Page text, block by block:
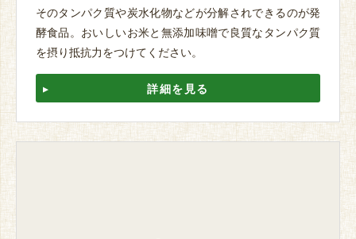
そのタンパク質や炭水化物などが分解されできるのが発
酵食品。おいしいお米と無添加味噌で良質なタンパク質
を摂り抵抗力をつけてください。
詳細を見る